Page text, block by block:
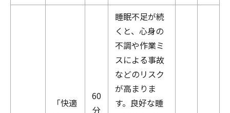
「快適
60
分
睡眠不足が続
くと、心身の
不調や作業ミ
スによる事故
などのリスク
が高まりま
す。良好な睡